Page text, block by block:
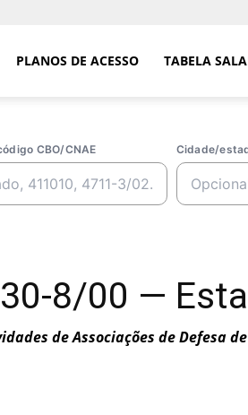
PLANOS DE ACESSO TABELA
CBO/CNAE Cidade/
8/00 —
de Associações de Defesa